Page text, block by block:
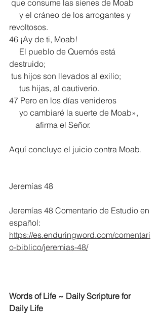
que consume las sienes de Moab
revoltosos.
46 ¡Ay de ti, Moab!
destruido;
tus hijos son llevados al exilio;
     tus hijas, al cautiverio.
47 Pero en los días venideros
     yo cambiaré la suerte de Moab»,
             afirma el Señor.
Aquí concluye el juicio contra Moab.
Jeremías 48
Jeremías 48 Comentario de Estudio en
español:
https://es.enduringword.com/comentari
o-biblico/jeremias-48/
Words of Life ~ Daily Scripture for
Daily Life